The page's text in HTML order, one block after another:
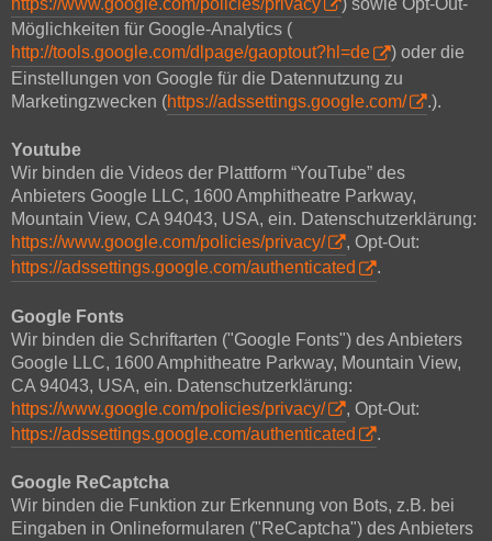
Möglichkeiten für Google-Analytics (
http://tools.google.com/dlpage/gaoptout?hl=de
) oder die
Einstellungen von Google für die Datennutzung zu
Marketingzwecken (https://adssettings.google.com/ .).
Youtube
Wir binden die Videos der Plattform “YouTube” des
Anbieters Google LLC, 1600 Amphitheatre Parkway,
Mountain View, CA 94043, USA, ein. Datenschutzerklärung:
https://www.google.com/policies/privacy/
, Opt-Out:
https://adssettings.google.com/authenticated
.
Google Fonts
Wir binden die Schriftarten ("Google Fonts") des Anbieters
Google LLC, 1600 Amphitheatre Parkway, Mountain View,
CA 94043, USA, ein. Datenschutzerklärung:
https://www.google.com/policies/privacy/
, Opt-Out:
https://adssettings.google.com/authenticated
.
Google ReCaptcha
Wir binden die Funktion zur Erkennung von Bots, z.B. bei
Eingaben in Onlineformularen ("ReCaptcha") des Anbieters